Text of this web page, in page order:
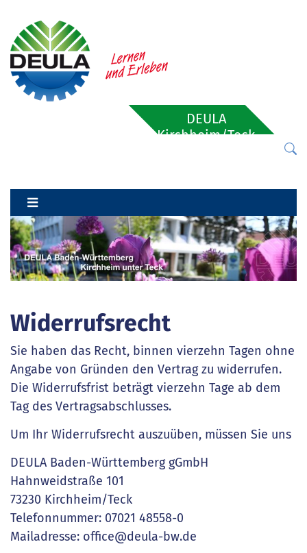
DEULA
Kirchheim/Teck
Widerrufsrecht
Sie haben das Recht, binnen vierzehn Tagen ohne
Angabe von Gründen den Vertrag zu widerrufen.
Die Widerrufsfrist beträgt vierzehn Tage ab dem
Tag des Vertragsabschlusses.
Um Ihr Widerrufsrecht auszuüben, müssen Sie uns
DEULA Baden-Württemberg gGmbH
Hahnweidstraße 101
73230 Kirchheim/Teck
Telefonnummer: 07021 48558-0
Mailadresse: office@deula-bw.de